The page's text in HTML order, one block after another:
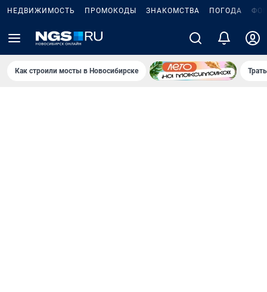
НЕДВИЖИМОСТЬ ПРОМОКОДЫ ЗНАКОМСТВА ПОГОДА
Как строили мосты в Новосибирске